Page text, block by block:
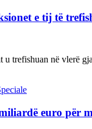
e tij të
u trefishuan në vlerë
euro për